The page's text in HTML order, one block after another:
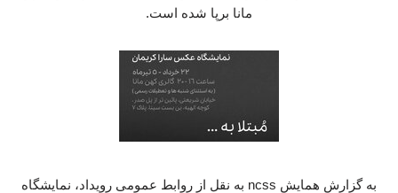
مانا برپا شده است.
به گزارش همایش ncss به نقل از روابط عمومی رویداد، نمایشگاه